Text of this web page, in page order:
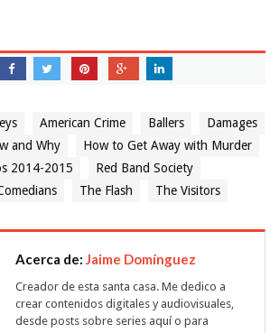
American Crime Ballers
Damages
and Why
How to Get Away with Murder
2014-2015
Red Band Society
The Flash The Visitors
Acerca de: Jaime Domínguez
Creador de esta santa casa. Me dedico a
crear contenidos digitales y audiovisuales,
desde posts sobre series aquí o para